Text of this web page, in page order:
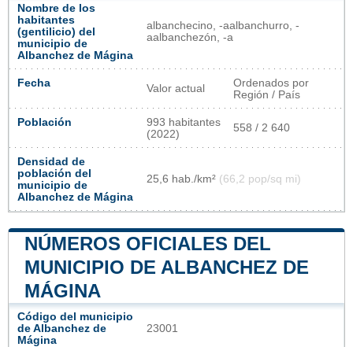
Nombre de los
habitantes
(gentilicio) del
municipio de
Albanchez de Mágina
albanchecino, -aalbanchurro, -
aalbanchezón, -a
Fecha Valor actual
Ordenados por
Región / País
Población
993 habitantes
(2022)
558 / 2 640
Densidad de
población del
municipio de
Albanchez de Mágina
25,6 hab./km² (66,2 pop/sq mi)
NÚMEROS OFICIALES DEL
MUNICIPIO DE ALBANCHEZ DE
MÁGINA
Código del municipio
de Albanchez de
Mágina
23001